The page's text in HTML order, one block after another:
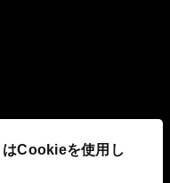
Cookieを使用し